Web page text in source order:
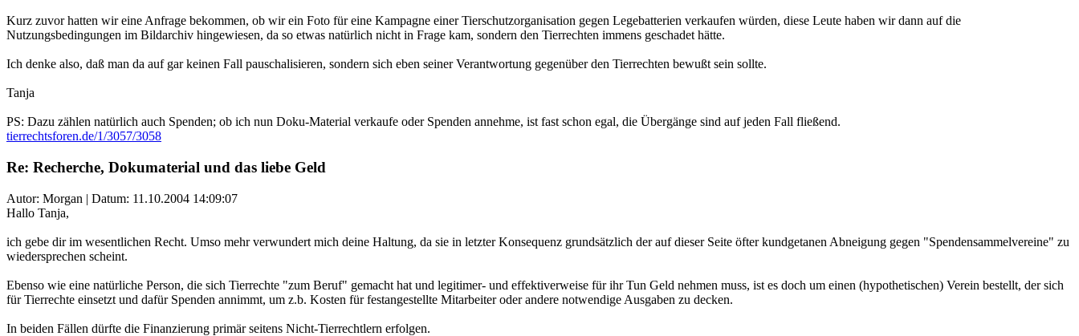
Kurz zuvor hatten wir eine Anfrage bekommen, ob wir ein Foto für eine Kampagne einer Tierschutzorganisation gegen Legebatterien verkaufen würden, diese Leute haben wir dann auf die
Nutzungsbedingungen im Bildarchiv hingewiesen, da so etwas natürlich nicht in Frage kam, sondern den Tierrechten immens geschadet hätte.
Ich denke also, daß man da auf gar keinen Fall pauschalisieren, sondern sich eben seiner Verantwortung gegenüber den Tierrechten bewußt sein sollte.
Tanja
PS: Dazu zählen natürlich auch Spenden; ob ich nun Doku-Material verkaufe oder Spenden annehme, ist fast schon egal, die Übergänge sind auf jeden Fall fließend.
tierrechtsforen.de/1/3057/3058
Re: Recherche, Dokumaterial und das liebe Geld
Autor: Morgan | Datum: 11.10.2004 14:09:07
Hallo Tanja,
ich gebe dir im wesentlichen Recht. Umso mehr verwundert mich deine Haltung, da sie in letzter Konsequenz grundsätzlich der auf dieser Seite öfter kundgetanen Abneigung gegen "Spendensammelvereine" zu
wiedersprechen scheint.
Ebenso wie eine natürliche Person, die sich Tierrechte "zum Beruf" gemacht hat und legitimer- und effektiverweise für ihr Tun Geld nehmen muss, ist es doch um einen (hypothetischen) Verein bestellt, der sich
für Tierrechte einsetzt und dafür Spenden annimmt, um z.b. Kosten für festangestellte Mitarbeiter oder andere notwendige Ausgaben zu decken.
In beiden Fällen dürfte die Finanzierung primär seitens Nicht-Tierrechtlern erfolgen.